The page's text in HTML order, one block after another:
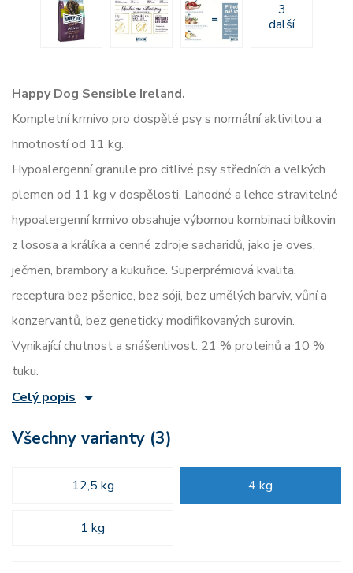
3
další
Happy Dog Sensible Ireland.
Kompletní krmivo pro dospělé psy s normální aktivitou a
hmotností od 11 kg.
Hypoalergenní granule pro citlivé psy středních a velkých
plemen od 11 kg v dospělosti. Lahodné a lehce stravitelné
hypoalergenní krmivo obsahuje výbornou kombinaci bílkovin
z lososa a králíka a cenné zdroje sacharidů, jako je oves,
ječmen, brambory a kukuřice. Superprémiová kvalita,
receptura bez pšenice, bez sóji, bez umělých barviv, vůní a
konzervantů, bez geneticky modifikovaných surovin.
Vynikající chutnost a snášenlivost. 21 % proteinů a 10 %
tuku.
Celý popis
Všechny varianty (3)
12,5 kg 4 kg
1 kg